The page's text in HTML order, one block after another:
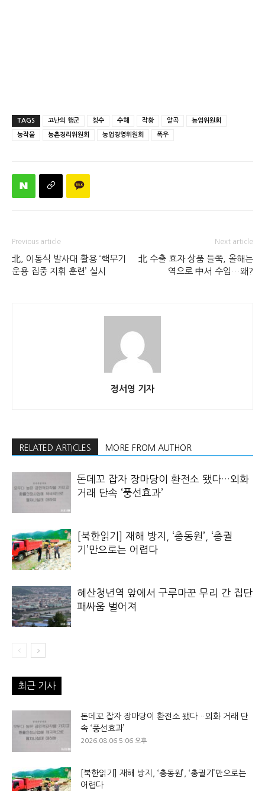
TAGS 고난의 행군 침수 수해 작황 알곡 농업위원회
농작물 농촌경리위원회 농업경영위원회 폭우
Previous article
北, 이동식 발사대 활용 ‘핵무기
운용 집중 지휘 훈련’ 실시
Next article
北 수출 효자 상품 들쭉, 올해는
역으로 中서 수입…왜?
정서영 기자
RELATED ARTICLES MORE FROM AUTHOR
돈데꼬 잡자 장마당이 환전소 됐다…외화
거래 단속 ‘풍선효과’
[북한읽기] 재해 방지, ‘총동원’, ‘총궐
기’만으로는 어렵다
혜산청년역 앞에서 구루마꾼 무리 간 집단
패싸움 벌어져
최근 기사
돈데꼬 잡자 장마당이 환전소 됐다…외화 거래 단
속 ‘풍선효과’
2026.08.06 5:06 오후
[북한읽기] 재해 방지, ‘총동원’, ‘총궐기’만으로는
어렵다